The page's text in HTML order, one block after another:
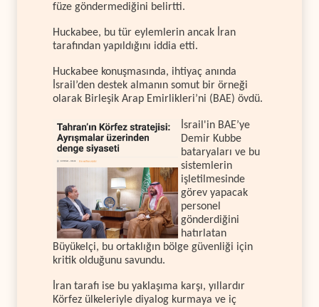
füze göndermediğini belirtti.
Huckabee, bu tür eylemlerin ancak İran
tarafından yapıldığını iddia etti.
Huckabee konuşmasında, ihtiyaç anında
İsrail’den destek almanın somut bir örneği
olarak Birleşik Arap Emirlikleri’ni (BAE) övdü.
İsrail'in BAE’ye
Demir Kubbe
bataryaları ve bu
sistemlerin
işletilmesinde
görev yapacak
personel
gönderdiğini
hatırlatan
Büyükelçi, bu ortaklığın bölge güvenliği için
kritik olduğunu savundu.
İran tarafı ise bu yaklaşıma karşı, yıllardır
Körfez ülkeleriyle diyalog kurmaya ve iç